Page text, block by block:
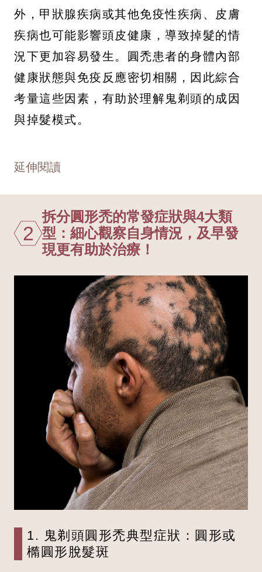
外，甲狀腺疾病或其他免疫性疾病、皮膚
疾病也可能影響頭皮健康，導致掉髮的情
況下更加容易發生。圓禿患者的身體內部
健康狀態與免疫反應密切相關，因此綜合
考量這些因素，有助於理解鬼剃頭的成因
與掉髮模式。
延伸閱讀
2
拆分圓形禿的常發症狀與4大類
型：細心觀察自身情況，及早發
現更有助於治療！
1. 鬼剃頭圓形禿典型症狀：圓形或
橢圓形脫髮斑